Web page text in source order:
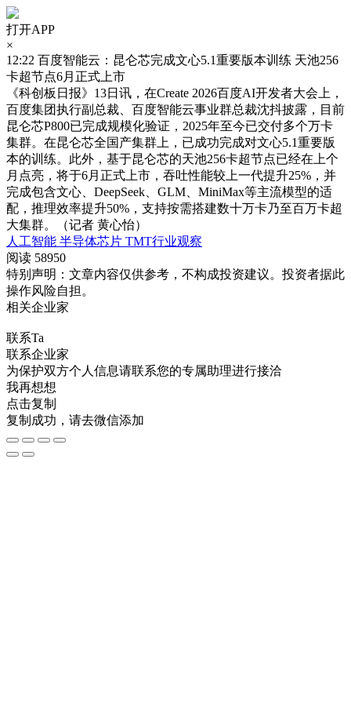
打开APP
×
12:22 百度智能云：昆仑芯完成文心5.1重要版本训练 天池256
卡超节点6月正式上市
《科创板日报》13日讯，在Create 2026百度AI开发者大会上，
百度集团执行副总裁、百度智能云事业群总裁沈抖披露，目前
昆仑芯P800已完成规模化验证，2025年至今已交付多个万卡
集群。在昆仑芯全国产集群上，已成功完成对文心5.1重要版
本的训练。此外，基于昆仑芯的天池256卡超节点已经在上个
月点亮，将于6月正式上市，吞吐性能较上一代提升25%，并
完成包含文心、DeepSeek、GLM、MiniMax等主流模型的适
配，推理效率提升50%，支持按需搭建数十万卡乃至百万卡超
大集群。（记者 黄心怡）
人工智能 半导体芯片 TMT行业观察
阅读 58950
特别声明：文章内容仅供参考，不构成投资建议。投资者据此
操作风险自担。
相关企业家
联系Ta
联系企业家
为保护双方个人信息请联系您的专属助理进行接洽
我再想想
点击复制
复制成功，请去微信添加